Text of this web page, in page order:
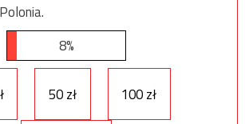
8%
50 zł 100 zł